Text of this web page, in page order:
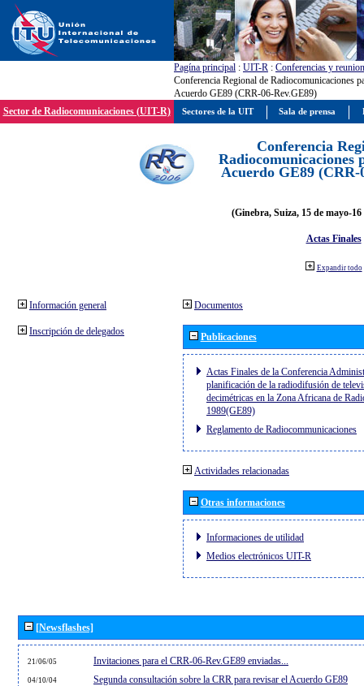
Pagína principal : UIT-R : Conferencias y
Conferencia Regional de Radiocomunicaciones
Acuerdo GE89 (CRR-06-Rev.GE89)
Sector de Radiocomunicaciones (UIT-R)
Conferencia
Radiocomunicaciones
Acuerdo GE89 (CRR-
(Ginebra, Suiza, 15 de mayo-
Actas Finales
Expandir todo
Información general
Inscripción de delegados
Documentos
Publicaciones
Actas Finales de la Conferencia
planificación de la radiodifusión de
decimétricas en la Zona Africana de
1989(GE89)
Reglamento de Radiocommunicaciones
Actividades relacionadas
Otras informaciones
Informaciones de utilidad
Medios electrónicos UIT-R
[Newsflashes]
21/06/05 Invitaciones para el CRR-06-Rev.GE89 enviadas...
04/10/04 Segunda consultación sobre la CRR para revisar el Acuerdo GE89
Sectores de la UIT Sala de prensa